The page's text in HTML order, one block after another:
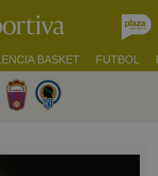
BASKET FUTBOL